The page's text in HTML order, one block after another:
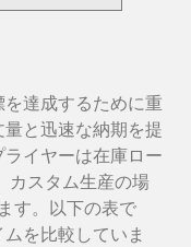
達成するために重
と迅速な納期を提
イヤーは在庫ロー
カスタム生産の場
す。以下の表で
を比較していま